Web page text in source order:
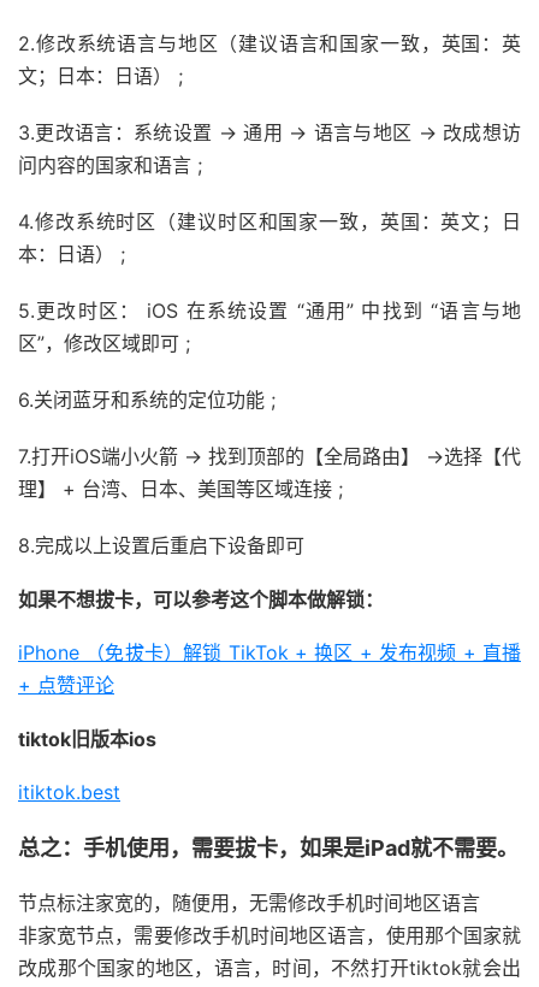
2.修改系统语言与地区（建议语言和国家一致，英国：英
文；日本：日语） ;
3.更改语言：系统设置 → 通用 → 语言与地区 → 改成想访
问内容的国家和语言 ;
4.修改系统时区（建议时区和国家一致，英国：英文；日
本：日语） ;
5.更改时区： iOS 在系统设置 “通用” 中找到 “语言与地
区”，修改区域即可 ;
6.关闭蓝牙和系统的定位功能 ;
7.打开iOS端小火箭 → 找到顶部的【全局路由】 →选择【代
理】 + 台湾、日本、美国等区域连接 ;
8.完成以上设置后重启下设备即可
如果不想拔卡，可以参考这个脚本做解锁：
iPhone （免拔卡）解锁 TikTok + 换区 + 发布视频 + 直播
+ 点赞评论
tiktok旧版本ios
itiktok.best
总之：手机使用，需要拔卡，如果是iPad就不需要。
节点标注家宽的，随便用，无需修改手机时间地区语言
非家宽节点，需要修改手机时间地区语言，使用那个国家就
改成那个国家的地区，语言，时间，不然打开tiktok就会出